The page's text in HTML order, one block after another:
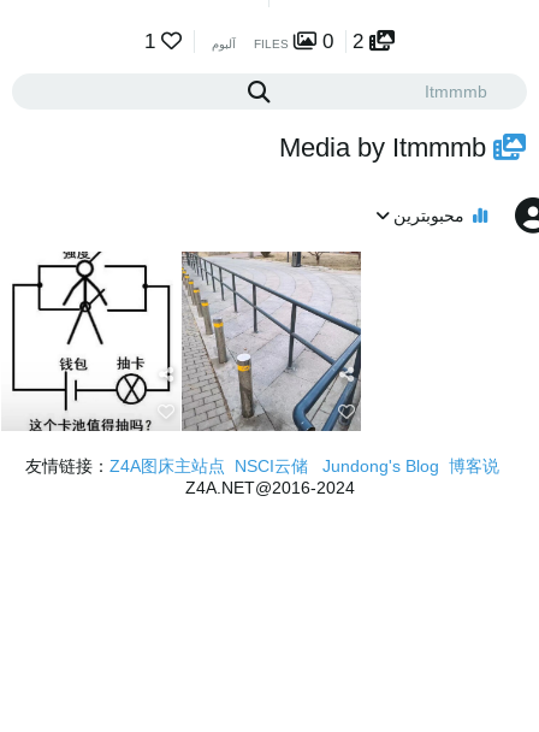
2
FILES 0 آلبوم 1
Media by Itmmmb
محبوبترین
Z4A图床主站点 NSCI云储 Jundong's Blog 博客说
2016-2024@Z4A.NET